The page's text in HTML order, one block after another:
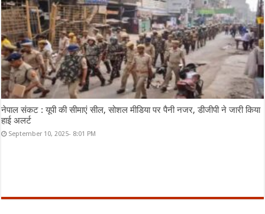
नेपाल संकट : यूपी की सीमाएं सील, सोशल मीडिया पर पैनी नजर, डीजीपी ने जारी किया
हाई अलर्ट
September 10, 2025- 8:01 PM